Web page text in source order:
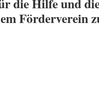
Förderverein